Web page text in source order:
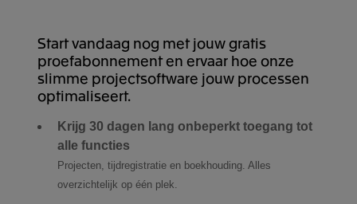
Start vandaag nog met jouw gratis
proefabonnement en ervaar hoe onze
slimme projectsoftware jouw processen
optimaliseert.
Krijg 30 dagen lang onbeperkt toegang tot
alle functies
Projecten, tijdregistratie en boekhouding. Alles
overzichtelijk op één plek.